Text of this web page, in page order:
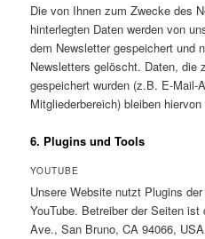
Die von Ihnen zum Zwecke des
hinterlegten Daten werden von
dem Newsletter gespeichert und
Newsletters gelöscht. Daten, die
gespeichert wurden (z.B. E-Mail-
Mitgliederbereich) bleiben hiervon
6. Plugins und Tools
YOUTUBE
Unsere Website nutzt Plugins
YouTube. Betreiber der Seiten ist
Ave., San Bruno, CA 94066,